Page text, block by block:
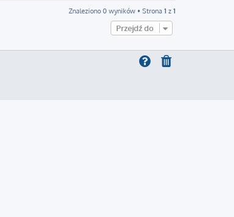
Znaleziono 0 wyników • Strona 1 z 1
Przejdź do